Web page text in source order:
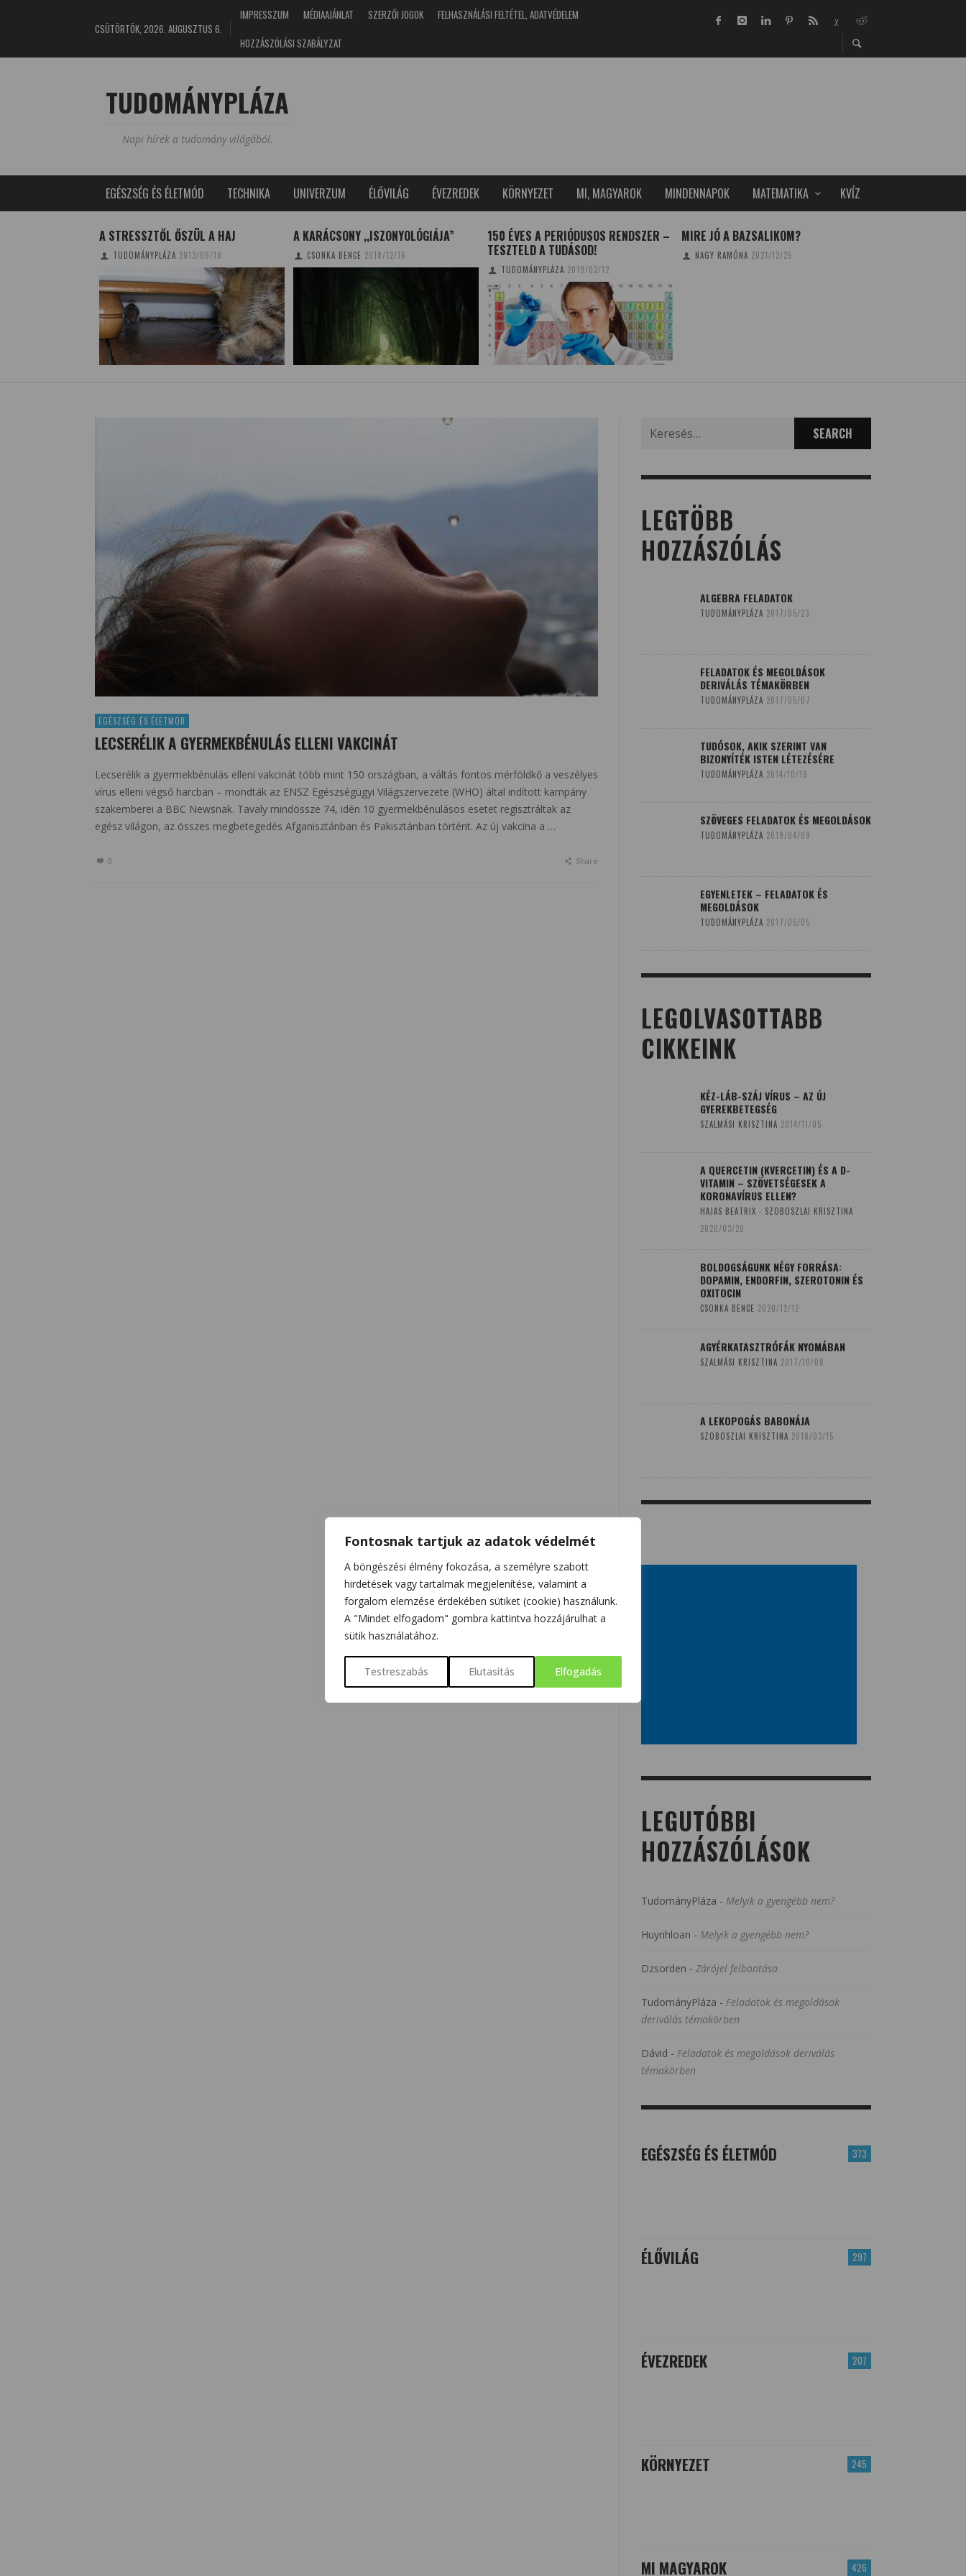
Fontosnak tartjuk az adatok védelmét
A böngészési élmény fokozása, a személyre szabott
hirdetések vagy tartalmak megjelenítése, valamint a
forgalom elemzése érdekében sütiket (cookie) használunk.
A "Mindet elfogadom" gombra kattintva hozzájárulhat a
sütik használatához.
Testreszabás Elutasítás Elfogadás
CSÜTÖRTÖK, 2026. AUGUSZTUS 6.
IMPRESSZUM MÉDIAAJÁNLAT SZERZŐI JOGOK
FELHASZNÁLÁSI FELTÉTEL, ADATVÉDELEM
HOZZÁSZÓLÁSI SZABÁLYZAT
TUDOMÁNYPLÁZA
Napi hírek a tudomány világából.
EGÉSZSÉG ÉS ÉLETMÓD TECHNIKA UNIVERZUM ÉLŐVILÁG ÉVEZREDEK KÖRNYEZET MI, MAGYAROK MINDENNAPOK MATEMATIKA KVÍZ
A STRESSZTŐL ŐSZÜL A HAJ
TUDOMÁNYPLÁZA 2013/06/18
A KARÁCSONY ,,ISZONYOLÓGIÁJA”
CSONKA BENCE 2018/12/16
150 ÉVES A PERIÓDUSOS RENDSZER –
TESZTELD A TUDÁSOD!
TUDOMÁNYPLÁZA 2019/02/12
MIRE JÓ A BAZSALIKOM?
NAGY RAMÓNA 2021/12/25
EGÉSZSÉG ÉS ÉLETMÓD
LECSERÉLIK A GYERMEKBÉNULÁS ELLENI VAKCINÁT
Lecserélik a gyermekbénulás elleni vakcinát több mint 150 országban, a váltás fontos mérföldkő a veszélyes
vírus elleni végső harcban – mondták az ENSZ Egészségügyi Világszervezete (WHO) által indított kampány
szakemberei a BBC Newsnak. Tavaly mindössze 74, idén 10 gyermekbénulásos esetet regisztráltak az
egész világon, az összes megbetegedés Afganisztánban és Pakisztánban történt. Az új vakcina a …
0 Share
for:
LEGTÖBB
HOZZÁSZÓLÁS
ALGEBRA FELADATOK
TUDOMÁNYPLÁZA 2017/05/23
FELADATOK ÉS MEGOLDÁSOK
DERIVÁLÁS TÉMAKÖRBEN
TUDOMÁNYPLÁZA 2017/05/07
TUDÓSOK, AKIK SZERINT VAN
BIZONYÍTÉK ISTEN LÉTEZÉSÉRE
TUDOMÁNYPLÁZA 2014/10/19
SZÖVEGES FELADATOK ÉS MEGOLDÁSOK
TUDOMÁNYPLÁZA 2019/04/09
EGYENLETEK – FELADATOK ÉS
MEGOLDÁSOK
TUDOMÁNYPLÁZA 2017/05/05
LEGOLVASOTTABB
CIKKEINK
KÉZ-LÁB-SZÁJ VÍRUS – AZ ÚJ
GYEREKBETEGSÉG
SZALMÁSI KRISZTINA 2014/11/05
A QUERCETIN (KVERCETIN) ÉS A D-
VITAMIN – SZÖVETSÉGESEK A
KORONAVÍRUS ELLEN?
HAJAS BEATRIX - SZOBOSZLAI KRISZTINA
2020/03/20
BOLDOGSÁGUNK NÉGY FORRÁSA:
DOPAMIN, ENDORFIN, SZEROTONIN ÉS
OXITOCIN
CSONKA BENCE 2020/12/12
AGYÉRKATASZTRÓFÁK NYOMÁBAN
SZALMÁSI KRISZTINA 2017/10/08
A LEKOPOGÁS BABONÁJA
SZOBOSZLAI KRISZTINA 2018/03/15
LEGUTÓBBI
HOZZÁSZÓLÁSOK
TudományPláza - Melyik a gyengébb nem?
Huynhloan - Melyik a gyengébb nem?
Dzsorden - Zárójel felbontása
TudományPláza - Feladatok és megoldások
deriválás témakörben
Dávid - Feladatok és megoldások deriválás
témakörben
373
EGÉSZSÉG ÉS ÉLETMÓD
297
ÉLŐVILÁG
207
ÉVEZREDEK
245
KÖRNYEZET
426
MI MAGYAROK